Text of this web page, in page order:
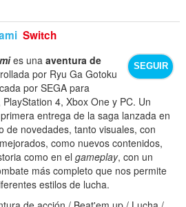
Switch
SEGUIR
es unaaventura de
por Ryu Ga Gotoku
por SEGA para
PlayStation 4, Xbox One y PC. Un
entrega de la saga lanzada en
de novedades, tanto visuales, con
como nuevos contenidos,
como en elgameplay, con un
más completo que nos permite
estilos de lucha.